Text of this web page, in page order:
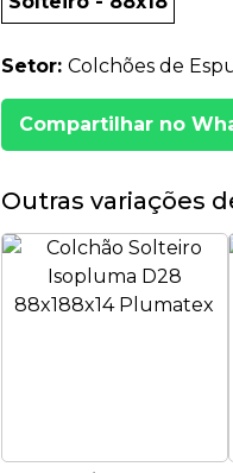
Setor: Colchões de
Compartilhar no
Outras variações